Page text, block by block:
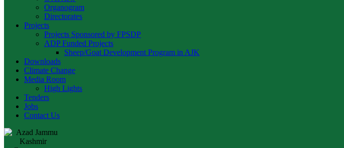
Organogram
Directorates
Projects
Projects Sponsored by FPSDP
ADP Funded Projects
Sheep/Goat Development Program in AJK
Downloads
Climate Change
Media Room
High Lights
Tenders
Jobs
Contact Us